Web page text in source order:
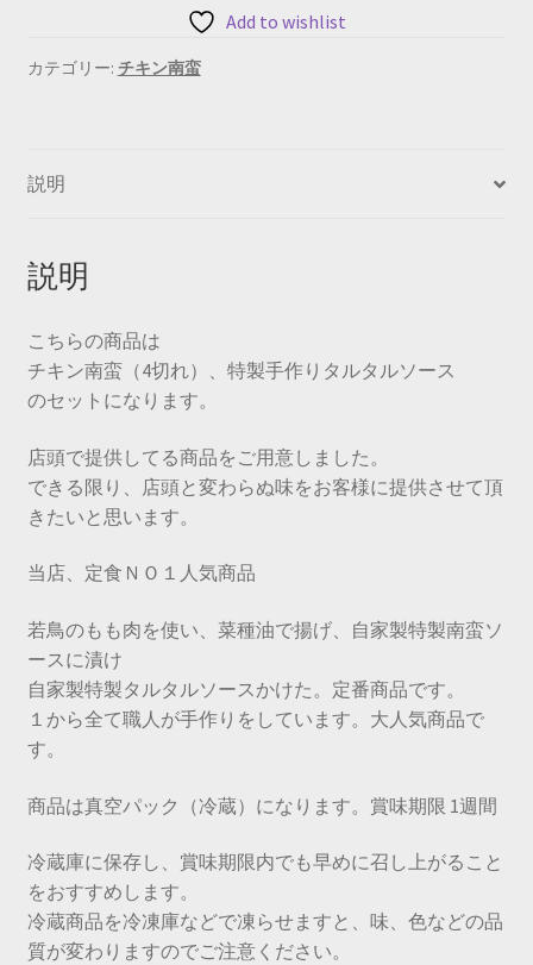
普
個
Add to wishlist
カテゴリー: チキン南蛮
説明
説明
こちらの商品は
チキン南蛮（4切れ）、特製手作りタルタルソース
のセットになります。
店頭で提供してる商品をご用意しました。
できる限り、店頭と変わらぬ味をお客様に提供させて頂
きたいと思います。
当店、定食ＮＯ１人気商品
若鳥のもも肉を使い、菜種油で揚げ、自家製特製南蛮ソ
ースに漬け
自家製特製タルタルソースかけた。定番商品です。
１から全て職人が手作りをしています。大人気商品で
す。
商品は真空パック（冷蔵）になります。賞味期限 1週間
冷蔵庫に保存し、賞味期限内でも早めに召し上がること
をおすすめします。
冷蔵商品を冷凍庫などで凍らせますと、味、色などの品
質が変わりますのでご注意ください。